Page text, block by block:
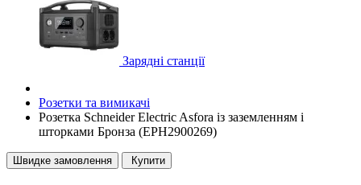
Зарядні станції
Розетки та вимикачі
Розетка Schneider Electric Asfora із заземленням і
шторками Бронза (EPH2900269)
Швидке замовлення Купити